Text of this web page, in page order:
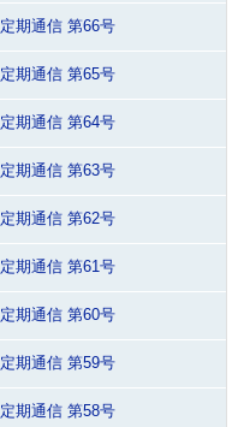
定期通信 第66号
定期通信 第65号
定期通信 第64号
定期通信 第63号
定期通信 第62号
定期通信 第61号
定期通信 第60号
定期通信 第59号
定期通信 第58号